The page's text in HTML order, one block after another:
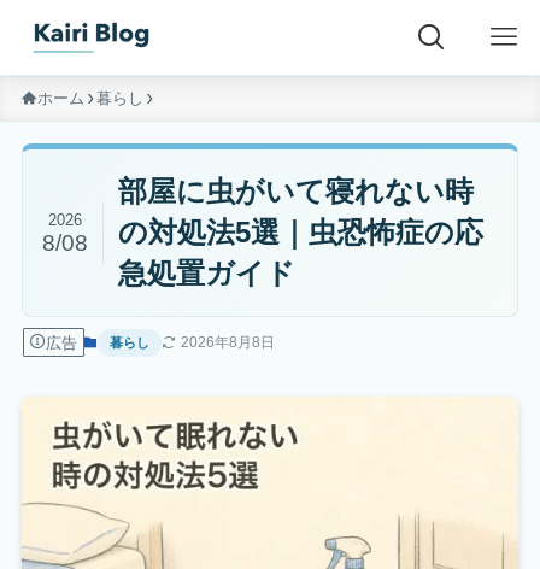
ホーム 暮らし
部屋に虫がいて寝れない時
の対処法5選｜虫恐怖症の応
急処置ガイド
2026
8/08
広告 暮らし 2026年8月8日